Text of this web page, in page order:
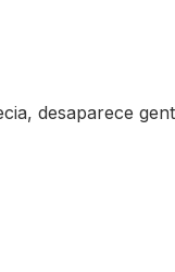
desaparece